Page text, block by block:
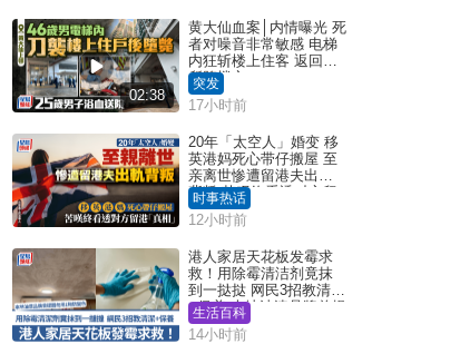
02:38
黄大仙血案│内情曝光 死
者对噪音非常敏感 电梯
内狂斩楼上住客 返回住
所堕楼亡
突发
17小时前
20年「太空人」婚变 移
英港妈死心带仔搬屋 至
亲离世惨遭留港夫出轨
背叛 苦叹终看透对方留
港「真相」｜Juicy叮
时事热话
12小时前
港人家居天花板发霉求
救！用除霉清洁剂竟抹
到一挞挞 网民3招教清洁
+保养 本地油漆品牌曾提
醒勿用1物防变色
生活百科
14小时前